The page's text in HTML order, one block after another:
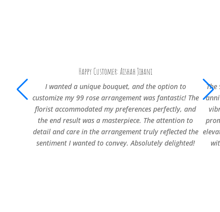
Happy Customer: Aishah Jibani
I wanted a unique bouquet, and the option to
customize my 99 rose arrangement was fantastic! The
florist accommodated my preferences perfectly, and
the end result was a masterpiece. The attention to
detail and care in the arrangement truly reflected the
sentiment I wanted to convey. Absolutely delighted!
The